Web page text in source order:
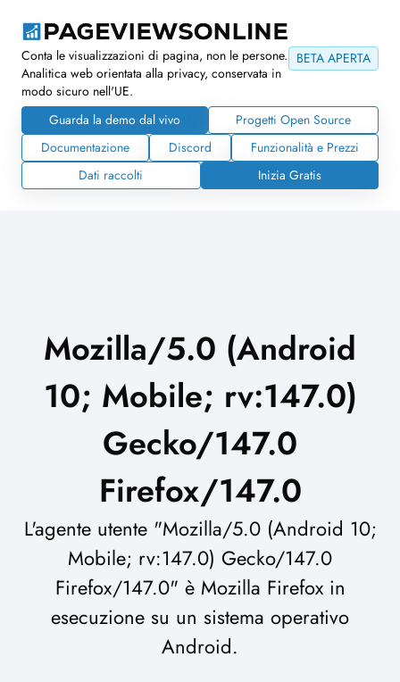
BETA APERTA
Conta le visualizzazioni di pagina, non le persone.
Analitica web orientata alla privacy, conservata in
modo sicuro nell'UE.
Guarda la demo dal vivo
Progetti Open Source
Documentazione
Discord
Funzionalità e Prezzi
Dati raccolti
Inizia Gratis
Mozilla/5.0 (Android
10; Mobile; rv:147.0)
Gecko/147.0
Firefox/147.0
L'agente utente "Mozilla/5.0 (Android 10;
Mobile; rv:147.0) Gecko/147.0
Firefox/147.0" è Mozilla Firefox in
esecuzione su un sistema operativo
Android.